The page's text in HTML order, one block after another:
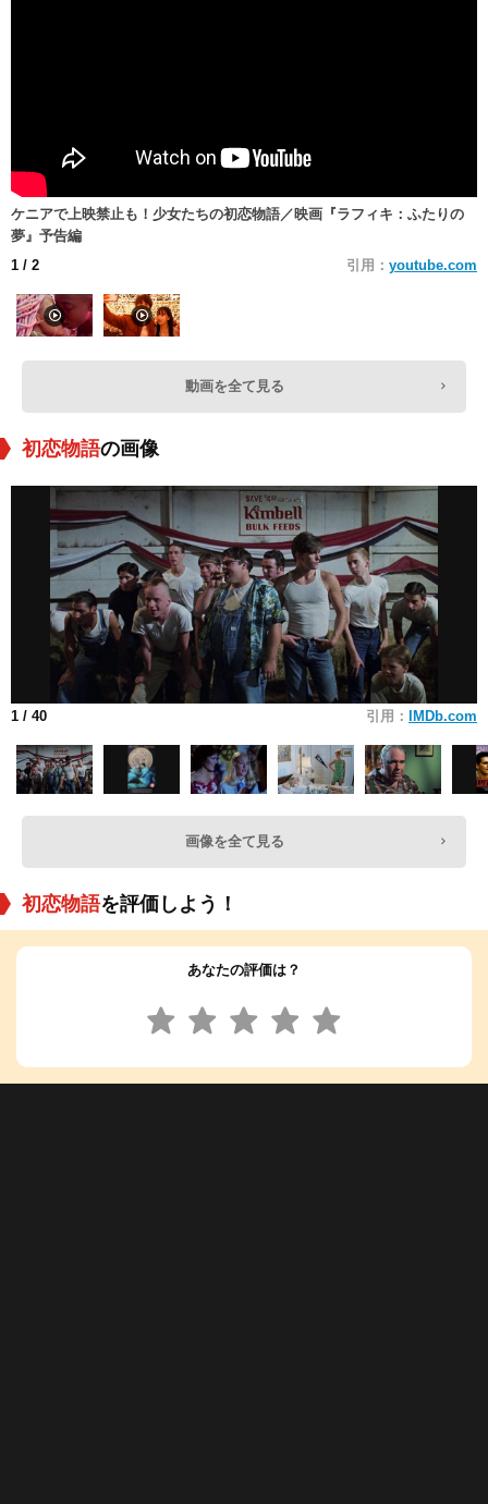
ケニアで上映禁止も！少女たちの初恋物語／映画『ラフィキ：ふたりの
夢』予告編
1 / 2 引用： youtube.com
動画を全て見る
初恋物語の画像
1 / 40 引用： IMDb.com
画像を全て見る
初恋物語を評価しよう！
あなたの評価は？